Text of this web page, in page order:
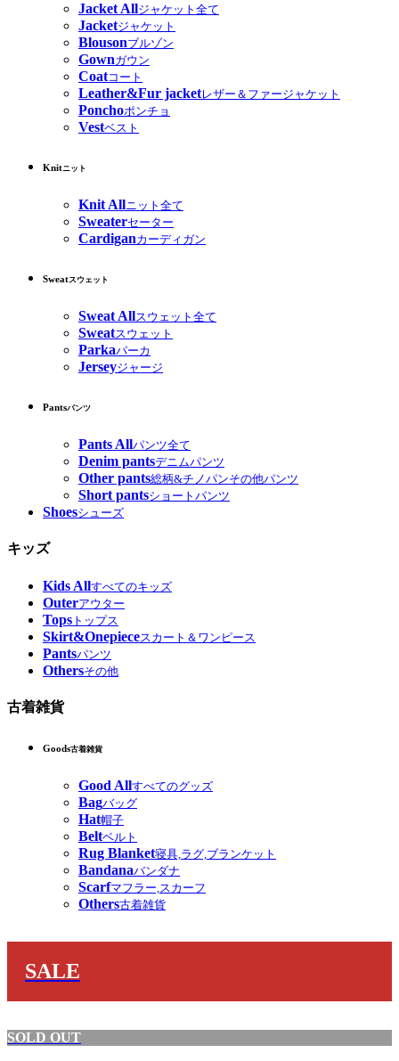
Jacket Allジャケット全て
Jacketジャケット
Blousonブルゾン
Gownガウン
Coatコート
Leather&Fur jacketレザー＆ファージャケット
Ponchoポンチョ
Vestベスト
Knitニット
Knit Allニット全て
Sweaterセーター
Cardiganカーディガン
Sweatスウェット
Sweat Allスウェット全て
Sweatスウェット
Parkaパーカ
Jerseyジャージ
Pantsパンツ
Pants Allパンツ全て
Denim pantsデニムパンツ
Other pants総柄&チノパンその他パンツ
Short pantsショートパンツ
Shoesシューズ
キッズ
Kids Allすべてのキッズ
Outerアウター
Tops トップス
Skirt&Onepieceスカート＆ワンピース
Pantsパンツ
Othersその他
古着雑貨
Goods古着雑貨
Good Allすべてのグッズ
Bagバッグ
Hat帽子
Beltベルト
Rug Blanket寝具,ラグ,ブランケット
Bandanaバンダナ
Scarfマフラー,スカーフ
Others古着雑貨
SALE
SOLD OUT